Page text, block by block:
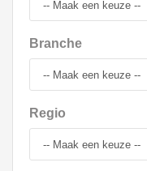
Branche
Regio